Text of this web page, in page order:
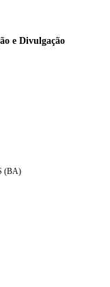
e Divulgação
(BA)